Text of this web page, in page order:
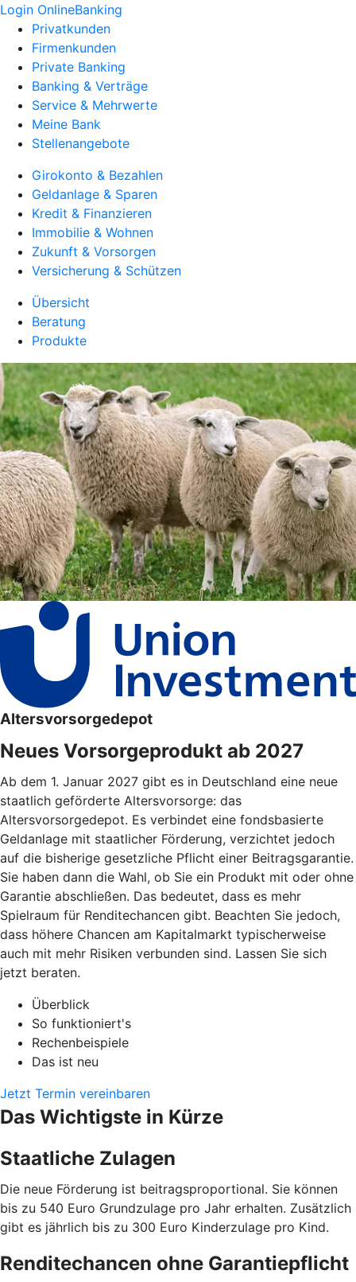
Login OnlineBanking
Privatkunden
Firmenkunden
Private Banking
Banking & Verträge
Service & Mehrwerte
Meine Bank
Stellenangebote
Girokonto & Bezahlen
Geldanlage & Sparen
Kredit & Finanzieren
Immobilie & Wohnen
Zukunft & Vorsorgen
Versicherung & Schützen
Übersicht
Beratung
Produkte
Altersvorsorgedepot
Neues Vorsorgeprodukt ab 2027
Ab dem 1. Januar 2027 gibt es in Deutschland eine neue
staatlich geförderte Altersvorsorge: das
Altersvorsorgedepot. Es verbindet eine fondsbasierte
Geldanlage mit staatlicher Förderung, verzichtet jedoch
auf die bisherige gesetzliche Pflicht einer Beitragsgarantie.
Sie haben dann die Wahl, ob Sie ein Produkt mit oder ohne
Garantie abschließen. Das bedeutet, dass es mehr
Spielraum für Renditechancen gibt. Beachten Sie jedoch,
dass höhere Chancen am Kapitalmarkt typischerweise
auch mit mehr Risiken verbunden sind. Lassen Sie sich
jetzt beraten.
Überblick
So funktioniert's
Rechenbeispiele
Das ist neu
Jetzt Termin vereinbaren
Das Wichtigste in Kürze
Staatliche Zulagen
Die neue Förderung ist beitragsproportional. Sie können
bis zu 540 Euro Grundzulage pro Jahr erhalten. Zusätzlich
gibt es jährlich bis zu 300 Euro Kinderzulage pro Kind.
Renditechancen ohne Garantiepflicht